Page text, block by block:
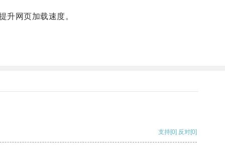
网页加载速度。
支持[0] 反对[0]